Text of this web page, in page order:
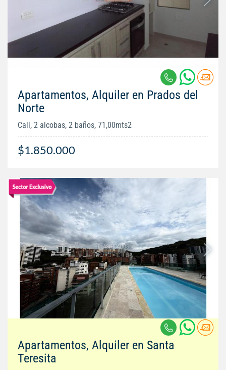
Apartamentos, Alquiler en Prados del
Norte
Cali, 2 alcobas, 2 baños, 71,00mts2
$1.850.000
Apartamentos, Alquiler en Santa
Teresita